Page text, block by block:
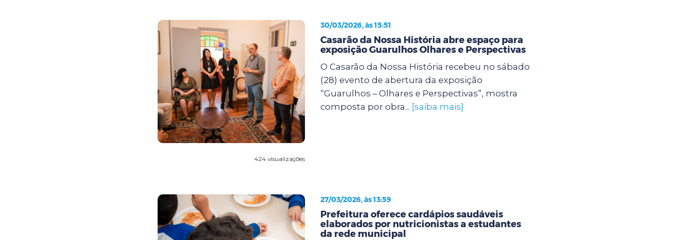
424 visualizações
30/03/2026, às 15:51
Casarão da Nossa História abre espaço para
exposição Guarulhos Olhares e Perspectivas
O Casarão da Nossa História recebeu no sábado
(28) evento de abertura da exposição
“Guarulhos – Olhares e Perspectivas”, mostra
composta por obra... [saiba mais]
27/03/2026, às 13:59
Prefeitura oferece cardápios saudáveis
elaborados por nutricionistas a estudantes
da rede municipal